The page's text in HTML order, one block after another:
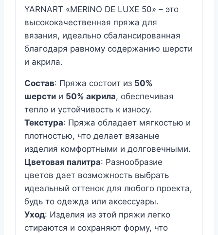
YARNART «MERINO DE LUXE 50» – это
высококачественная пряжа для
вязания, идеально сбалансированная
благодаря равному содержанию шерсти
и акрила.
Состав: Пряжа состоит из 50%
шерсти и 50% акрила, обеспечивая
тепло и устойчивость к износу.
Текстура: Пряжа обладает мягкостью и
плотностью, что делает вязаные
изделия комфортными и долговечными.
Цветовая палитра: Разнообразие
цветов дает возможность выбрать
идеальный оттенок для любого проекта,
будь то одежда или аксессуары.
Уход: Изделия из этой пряжи легко
стираются и сохраняют форму, что